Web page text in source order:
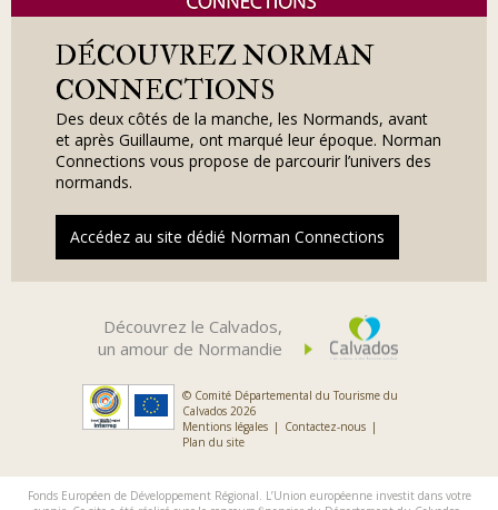
DÉCOUVREZ NORMAN
CONNECTIONS
Des deux côtés de la manche, les Normands, avant
et après Guillaume, ont marqué leur époque. Norman
Connections vous propose de parcourir l’univers des
normands.
Accédez au site dédié Norman Connections
Découvrez le Calvados,
un amour de Normandie
© Comité Départemental du Tourisme du
Calvados 2026
Mentions légales
Contactez-nous
Plan du site
Fonds Européen de Développement Régional. L’Union européenne investit dans votre